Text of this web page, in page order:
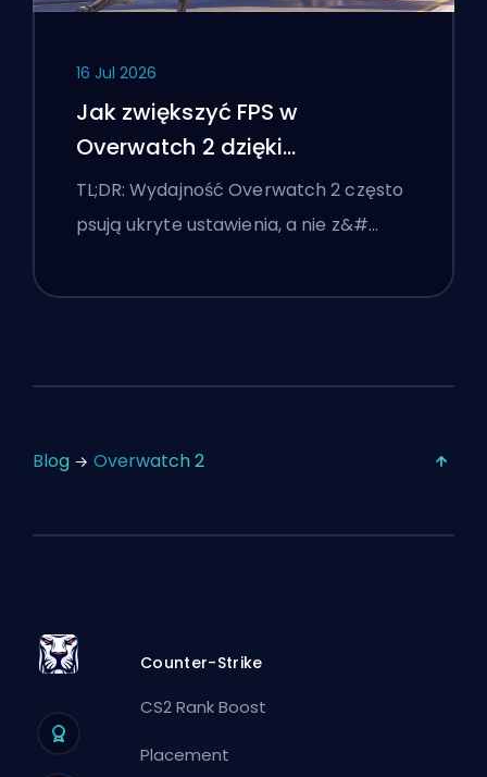
16 Jul 2026
Jak zwiększyć FPS w
Overwatch 2 dzięki
najlepszym ustawieniom
TL;DR: Wydajność Overwatch 2 często
psują ukryte ustawienia, a nie z&#…
Blog Overwatch 2
Counter-Strike
CS2 Rank Boost
Placement